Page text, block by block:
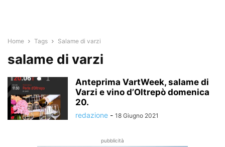
Home Tags Salame di varzi
salame di varzi
Anteprima VartWeek, salame di
Varzi e vino d’Oltrepò domenica
20.
redazione - 18 Giugno 2021
pubblicità